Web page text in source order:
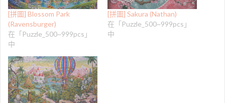
[拼圖] Blossom Park
(Ravensburger)
在「Puzzle_500~999pcs」
中
[拼圖] Sakura (Nathan)
在「Puzzle_500~999pcs」
中